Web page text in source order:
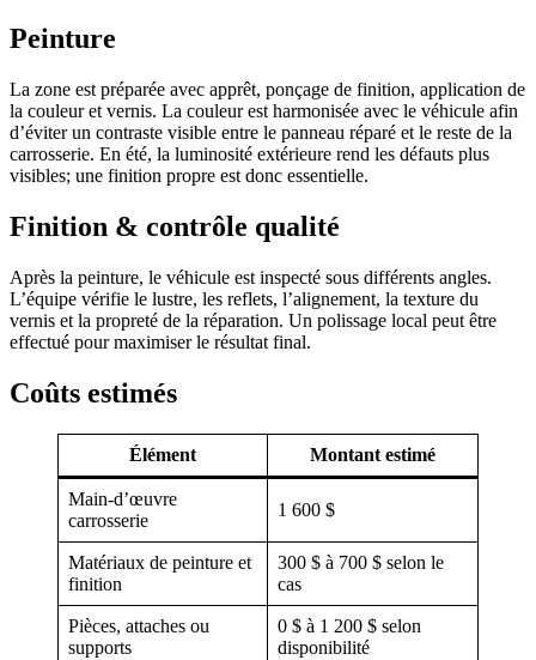
Peinture
La zone est préparée avec apprêt, ponçage de finition, application de
la couleur et vernis. La couleur est harmonisée avec le véhicule afin
d’éviter un contraste visible entre le panneau réparé et le reste de la
carrosserie. En été, la luminosité extérieure rend les défauts plus
visibles; une finition propre est donc essentielle.
Finition & contrôle qualité
Après la peinture, le véhicule est inspecté sous différents angles.
L’équipe vérifie le lustre, les reflets, l’alignement, la texture du
vernis et la propreté de la réparation. Un polissage local peut être
effectué pour maximiser le résultat final.
Coûts estimés
Élément Montant estimé
Main-d’œuvre
carrosserie
1 600 $
Matériaux de peinture et
finition
300 $ à 700 $ selon le
cas
Pièces, attaches ou
supports
0 $ à 1 200 $ selon
disponibilité